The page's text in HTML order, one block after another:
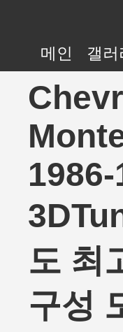
메인 갤러
도 최
구성